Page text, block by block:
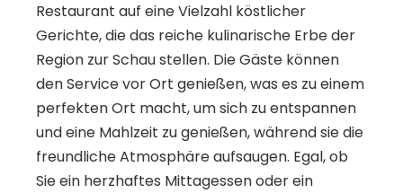
Restaurant auf eine Vielzahl köstlicher
Gerichte, die das reiche kulinarische Erbe der
Region zur Schau stellen. Die Gäste können
den Service vor Ort genießen, was es zu einem
perfekten Ort macht, um sich zu entspannen
und eine Mahlzeit zu genießen, während sie die
freundliche Atmosphäre aufsaugen. Egal, ob
Sie ein herzhaftes Mittagessen oder ein